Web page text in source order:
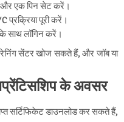
और एक पिन सेट करें।
प्रक्रिया पूरी करें।
साथ लॉगिन करें।
सेंटर खोज सकते हैं, और जॉब या
के अवसर
सर्टिफिकेट डाउनलोड कर सकते हैं,